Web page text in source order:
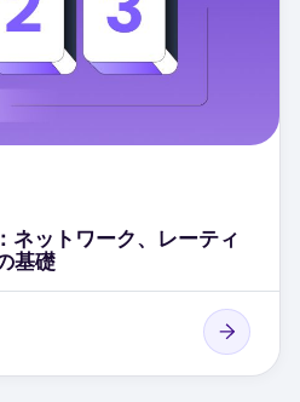
ネットワーク、レーティ
基礎